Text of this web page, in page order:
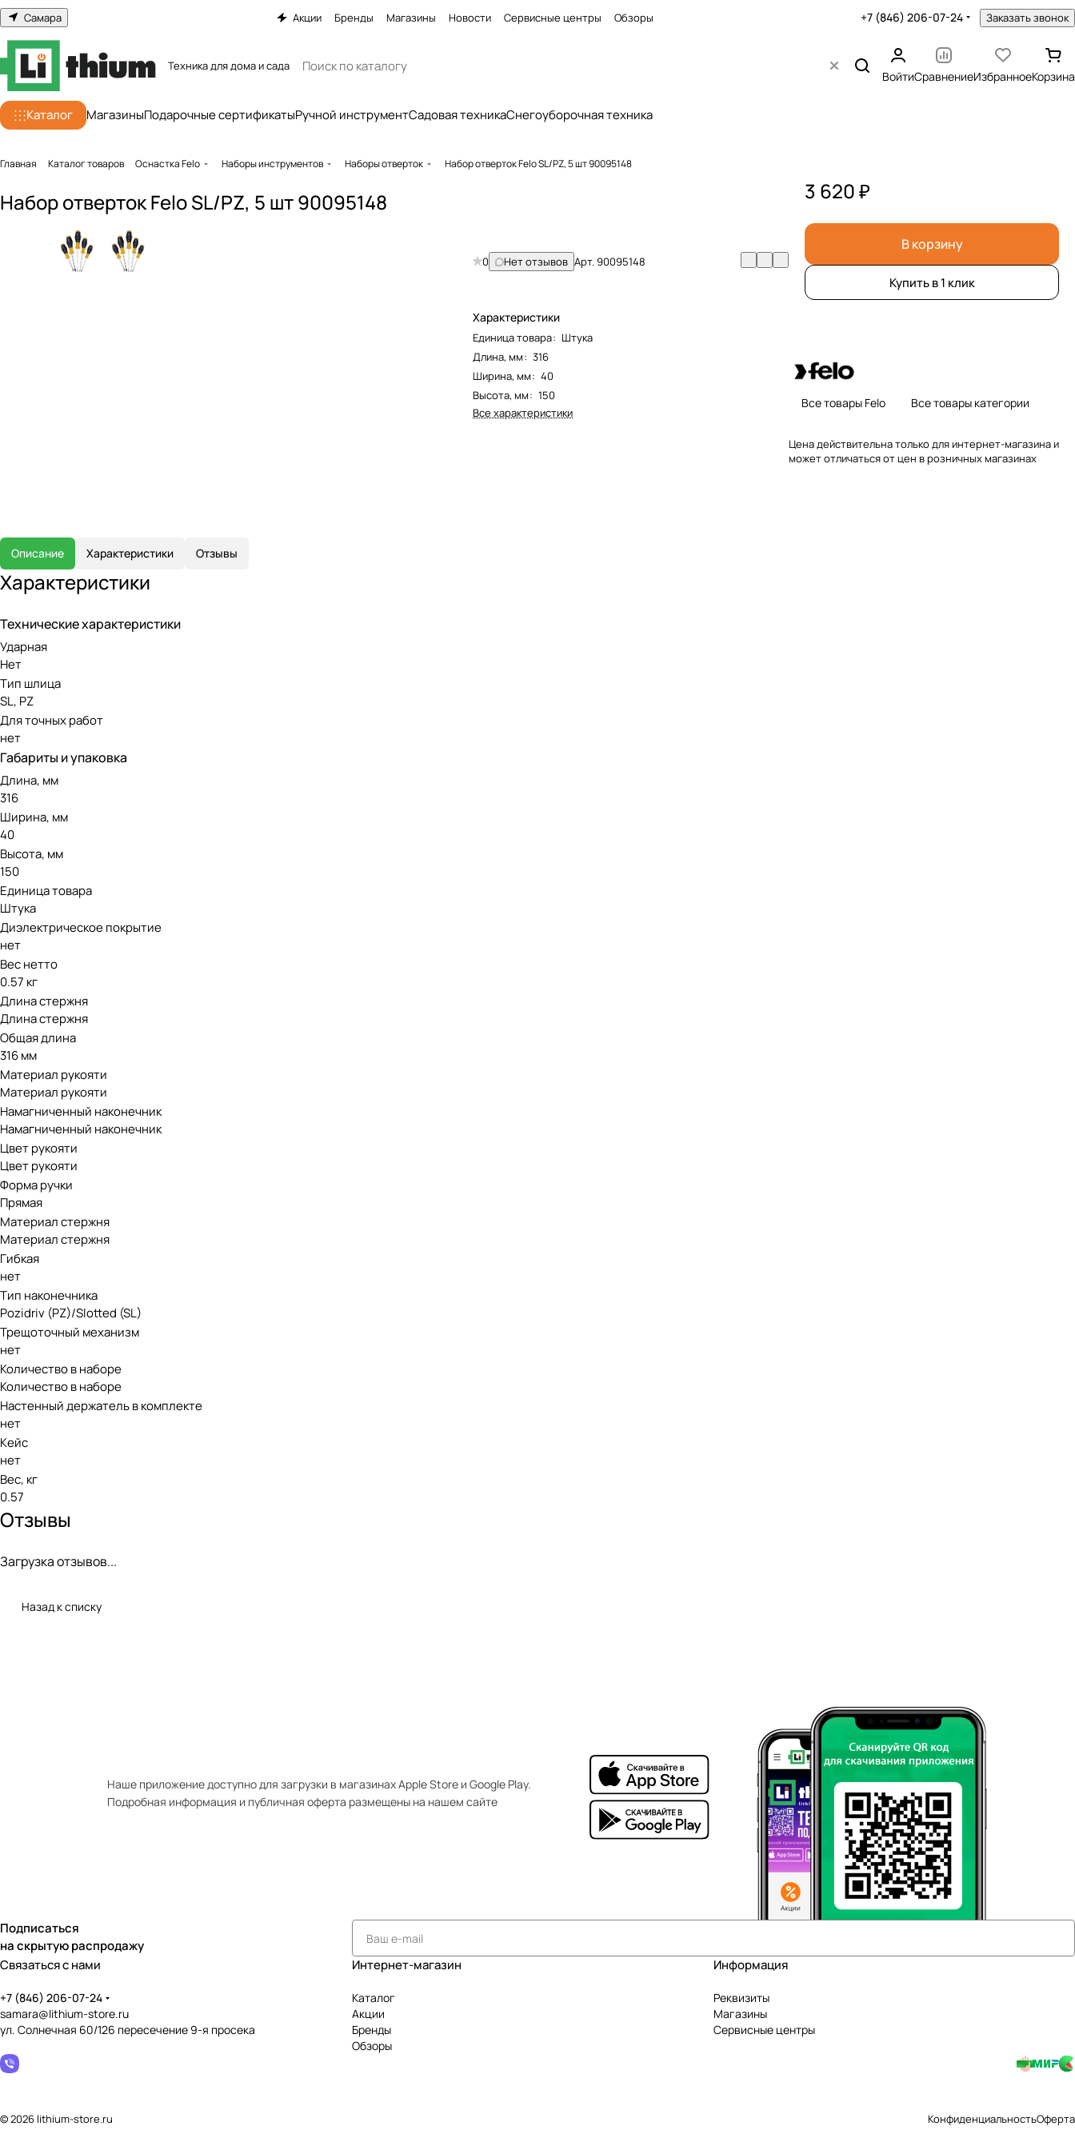
Самара Акции Бренды Магазины Новости Сервисные центры Обзоры +7 (846) 206-07-24 Заказать звонок
Техника для дома и сада
ВойтиСравнениеИзбранноеКорзина
Каталог МагазиныПодарочные сертификатыРучной инструментСадовая техникаСнегоуборочная техника
Главная Каталог товаров Оснастка Felo Наборы инструментов Наборы отверток Набор отверток Felo SL/PZ, 5 шт 90095148
Набор отверток Felo SL/PZ, 5 шт 90095148
0 Нет отзывов Арт.90095148
Характеристики
Единица товара: Штука
Длина, мм: 316
Ширина, мм: 40
Высота, мм: 150
Все характеристики
3 620 ₽
В корзину
Купить в 1 клик
Все товары Felo Все товары категории
Цена действительна только для интернет-магазина и
может отличаться от цен в розничных магазинах
Описание Характеристики Отзывы
Характеристики
Технические характеристики
Ударная
Нет
Тип шлица
SL, PZ
Для точных работ
нет
Габариты и упаковка
Длина, мм
316
Ширина, мм
40
Высота, мм
150
Единица товара
Штука
Диэлектрическое покрытие
нет
Вес нетто
0.57 кг
Длина стержня
Длина стержня
Общая длина
316 мм
Материал рукояти
Материал рукояти
Намагниченный наконечник
Намагниченный наконечник
Цвет рукояти
Цвет рукояти
Форма ручки
Прямая
Материал стержня
Материал стержня
Гибкая
нет
Тип наконечника
Pozidriv (PZ)/Slotted (SL)
Трещоточный механизм
нет
Количество в наборе
Количество в наборе
Настенный держатель в комплекте
нет
Кейс
нет
Вес, кг
0.57
Отзывы
Загрузка отзывов...
Назад к списку
Наше приложение доступно для загрузки в магазинах Apple Store и Google Play.
Подробная информация и публичная оферта размещены на нашем сайте
Подписаться
на скрытую распродажу
Связаться с нами
+7 (846) 206-07-24
samara@lithium-store.ru
ул. Солнечная 60/126 пересечение 9-я просека
Интернет-магазин
Каталог
Акции
Бренды
Обзоры
Информация
Реквизиты
Магазины
Сервисные центры
© 2026 lithium-store.ru КонфиденциальностьОферта